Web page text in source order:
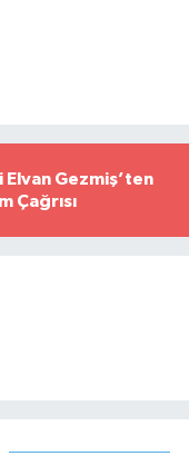
Gezmiş’ten
Çağrısı